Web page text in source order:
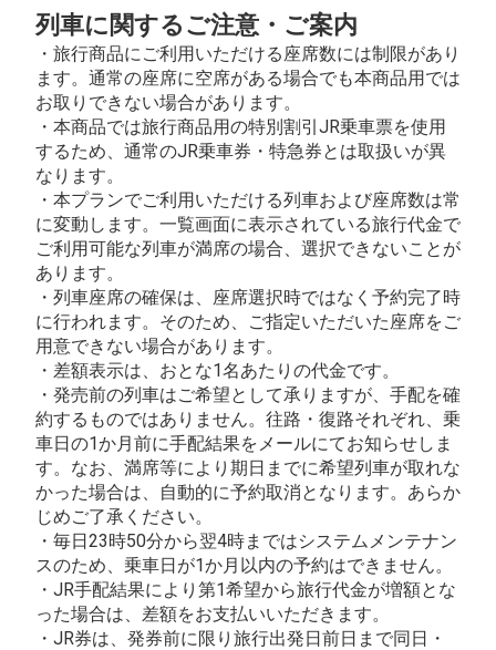
列車に関するご注意・ご案内
・旅行商品にご利用いただける座席数には制限があり
ます。通常の座席に空席がある場合でも本商品用では
お取りできない場合があります。
・本商品では旅行商品用の特別割引JR乗車票を使用
するため、通常のJR乗車券・特急券とは取扱いが異
なります。
・本プランでご利用いただける列車および座席数は常
に変動します。一覧画面に表示されている旅行代金で
ご利用可能な列車が満席の場合、選択できないことが
あります。
・列車座席の確保は、座席選択時ではなく予約完了時
に行われます。そのため、ご指定いただいた座席をご
用意できない場合があります。
・差額表示は、おとな1名あたりの代金です。
・発売前の列車はご希望として承りますが、手配を確
約するものではありません。往路・復路それぞれ、乗
車日の1か月前に手配結果をメールにてお知らせしま
す。なお、満席等により期日までに希望列車が取れな
かった場合は、自動的に予約取消となります。あらか
じめご了承ください。
・毎日23時50分から翌4時まではシステムメンテナン
スのため、乗車日が1か月以内の予約はできません。
・JR手配結果により第1希望から旅行代金が増額とな
った場合は、差額をお支払いいただきます。
・JR券は、発券前に限り旅行出発日前日まで同日・